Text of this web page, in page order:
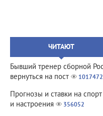
ЧИТАЮТ
Бывший тренер сборной
вернуться на пост
1017472
Прогнозы и ставки на
и настроения
356052